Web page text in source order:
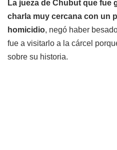
La jueza de Chubut que fue
charla muy cercana con un
homicidio, negó haber
fue a visitarlo a la cárcel
sobre su historia.